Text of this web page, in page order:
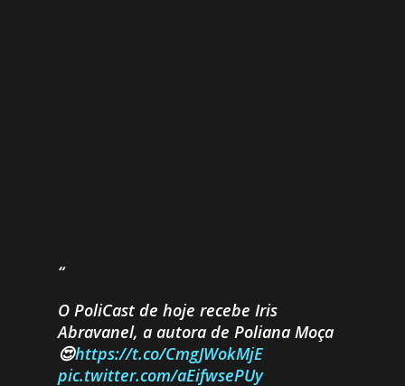
O PoliCast de hoje recebe Iris
Abravanel, a autora de Poliana Moça
😍https://t.co/CmgJWokMjE
pic.twitter.com/aEifwsePUy